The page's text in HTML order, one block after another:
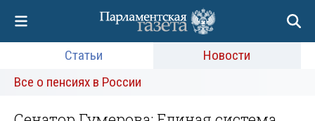
Статьи
Новости
Все о пенсиях в России